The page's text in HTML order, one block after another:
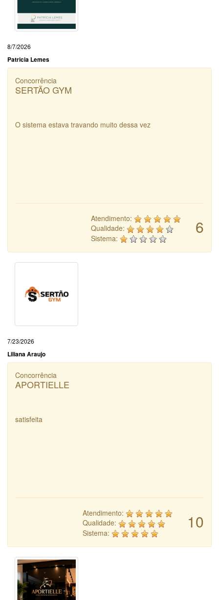
8/7/2026
Patricia Lemes
Concorrência
SERTÃO GYM
O sistema estava travando muito dessa vez
6
Atendimento:
Qualidade:
Sistema:
7/23/2026
Liliana Araujo
Concorrência
APORTIELLE
satisfeita
10
Atendimento:
Qualidade:
Sistema: